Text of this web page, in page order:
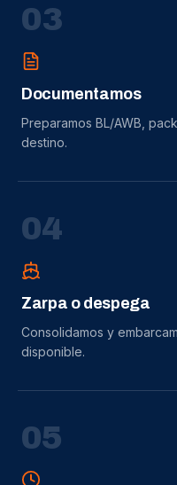
03
Documentamos
Preparamos BL/AWB,
destino.
04
Zarpa o despega
Consolidamos y
disponible.
05